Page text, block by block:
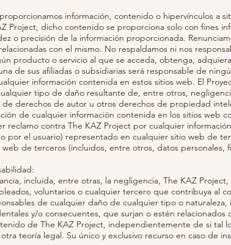
información, contenido o hipervínculos a
Project, dicho contenido se proporciona solo con fines
o precisión de la información proporcionada.
con el mismo. No respaldamos ni nos
producto o servicio al que se acceda, obtenga,
de sus afiliadas o subsidiarias será responsable de
información contenida en estos sitios web. El
tipo de daño resultante de, entre otros,
de derechos de autor u otros derechos de propiedad
de cualquier información contenida en los sitios web
reclamo contra The KAZ Project por cualquier
por el usuario) representado en cualquier sitio web de
de terceros (incluidos, entre otros, datos personales,
incluida, entre otras, la negligencia, The KAZ
voluntarios o cualquier tercero que contribuya al
de cualquier daño de cualquier tipo o
y/o consecuentes, que surjan o estén
de The KAZ Project, independientemente de si tal
teoría legal. Su único y exclusivo recurso en caso de